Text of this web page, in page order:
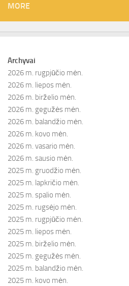
MORE
Archyvai
2026 m. rugpjūčio mėn.
2026 m. liepos mėn.
2026 m. birželio mėn.
2026 m. gegužės mėn.
2026 m. balandžio mėn.
2026 m. kovo mėn.
2026 m. vasario mėn.
2026 m. sausio mėn.
2025 m. gruodžio mėn.
2025 m. lapkričio mėn.
2025 m. spalio mėn.
2025 m. rugsėjo mėn.
2025 m. rugpjūčio mėn.
2025 m. liepos mėn.
2025 m. birželio mėn.
2025 m. gegužės mėn.
2025 m. balandžio mėn.
2025 m. kovo mėn.